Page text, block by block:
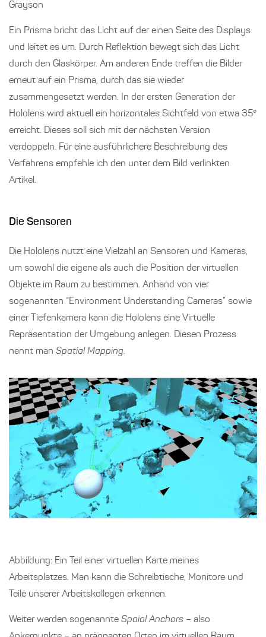
Grayson
Ein Prisma bricht das Licht auf der einen Seite des Displays
und leitet es um. Durch Reflektion bewegt sich das Licht
durch den Glaskörper. Am anderen Ende treffen die Bilder
erneut auf ein Prisma, durch das sie wieder
zusammengesetzt werden. In der ersten Generation der
Hololens wird aktuell ein horizontales Sichtfeld von etwa 35°
erreicht. Dieses soll sich mit der nächsten Version
verdoppeln. Für eine ausführlichere Beschreibung des
Verfahrens empfehle ich den unter dem Bild verlinkten
Artikel.
Die Sensoren
Die Hololens nutzt eine Vielzahl an Sensoren und Kameras,
um sowohl die eigene als auch die Position der virtuellen
Objekte im Raum zu bestimmen. Anhand von vier
sogenannten “Environment Understanding Cameras” sowie
einer Tiefenkamera kann die Hololens eine Virtuelle
Repräsentation der Umgebung anlegen. Diesen Prozess
nennt man Spatial Mapping.
Abbildung: Ein Teil einer virtuellen Karte meines
Arbeitsplatzes. Man kann die Schreibtische, Monitore und
Teile unserer Arbeitskollegen erkennen.
Weiter werden sogenannte Spaial Anchors – also